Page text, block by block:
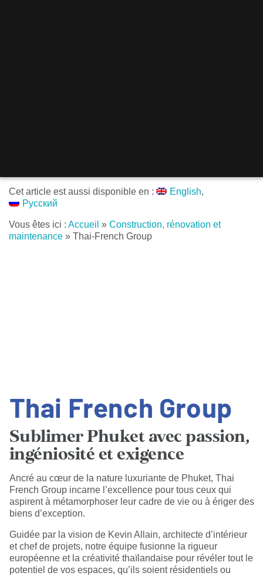
Cet article est aussi disponible en :
English
Русский
Vous êtes ici : Accueil » Construction, rénovation et
maintenance » Thai-French Group
Thai French Group
Sublimer Phuket avec passion,
ingéniosité et exigence
Ancré au cœur de la nature luxuriante de Phuket, Thai
French Group incarne l’excellence pour tous ceux qui
aspirent à métamorphoser leur cadre de vie ou à ériger des
biens d’exception.
Guidée par la vision de Kevin Allain, architecte d’intérieur
et chef de projets, notre équipe fusionne la rigueur
européenne et la créativité thaïlandaise pour révéler tout le
potentiel de vos espaces, qu’ils soient résidentiels ou